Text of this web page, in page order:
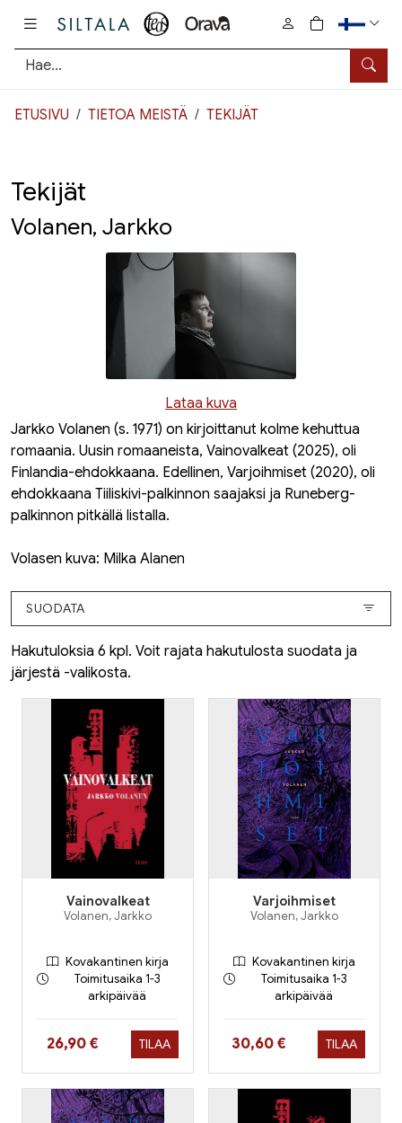
Hae
0
tuotetta
ETUSIVU TIETOA MEISTÄ TEKIJÄT
Tekijät
Volanen, Jarkko
Lataa kuva
Jarkko Volanen (s. 1971) on kirjoittanut kolme kehuttua
romaania. Uusin romaaneista, Vainovalkeat (2025), oli
Finlandia-ehdokkaana. Edellinen, Varjoihmiset (2020), oli
ehdokkaana Tiiliskivi-palkinnon saajaksi ja Runeberg-
palkinnon pitkällä listalla.
Volasen kuva: Milka Alanen
SUODATA
Hakutuloksia 6 kpl. Voit rajata hakutulosta suodata ja
järjestä -valikosta.
Vainovalkeat
Volanen, Jarkko
Kovakantinen kirja
Toimitusaika 1-3
arkipäivää
Hinta nyt
26,90 € TILAA
Varjoihmiset
Volanen, Jarkko
Kovakantinen kirja
Toimitusaika 1-3
arkipäivää
Hinta nyt
30,60 € TILAA